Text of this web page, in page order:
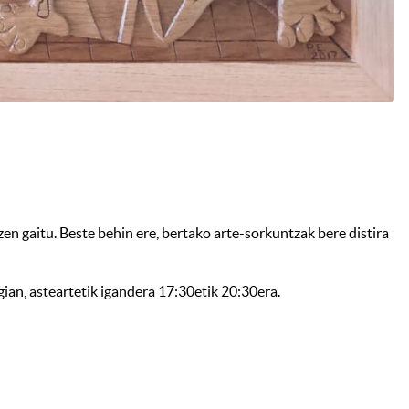
gaitu. Beste behin ere, bertako arte-sorkuntzak bere distira
asteartetik igandera 17:30etik 20:30era.